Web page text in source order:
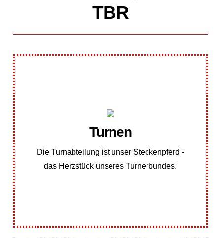
TBR
Turnen
Die Turnabteilung ist unser Steckenpferd -
das Herzstück unseres Turnerbundes.
Übungsplan
Unseren Übungsplan der Turnabteilung
finden Sie hier:
Übungsplan Turnen